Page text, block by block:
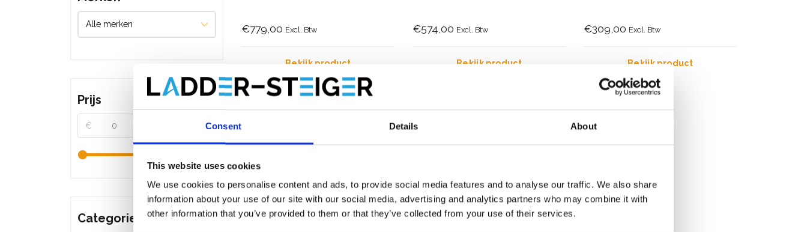
Consent Details About
This website uses cookies
We use cookies to personalise content and ads, to provide social media features and to analyse our traffic. We also share
information about your use of our site with our social media, advertising and analytics partners who may combine it with
other information that you’ve provided to them or that they’ve collected from your use of their services.
€779,00 Excl. Btw
Bekijk product
€574,00 Excl. Btw
Bekijk product
€309,00 Excl. Btw
Bekijk product
Prijs
€
Categorieën